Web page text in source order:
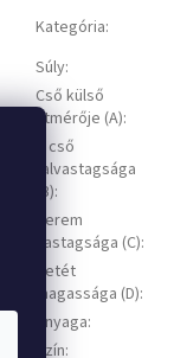
Kategória:
Súly:
Cső külső
átmérője (A):
A cső
falvastagsága
(B):
Perem
vastagsága (C):
Betét
magassága (D):
Anyaga:
Szín: